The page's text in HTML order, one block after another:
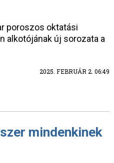
poroszos oktatási
alkotójának új sorozata a
2025. FEBRUÁR 2. 06:49
mindenkinek